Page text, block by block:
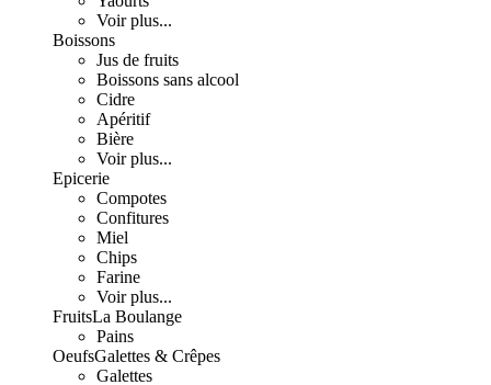
Voir plus...
Boissons
Jus de fruits
Boissons sans alcool
Cidre
Apéritif
Bière
Voir plus...
Epicerie
Compotes
Confitures
Miel
Chips
Farine
Voir plus...
FruitsLa Boulange
Pains
OeufsGalettes & Crêpes
Galettes